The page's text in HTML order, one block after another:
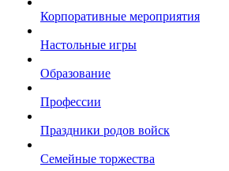
Корпоративные мероприятия
Настольные игры
Образование
Профессии
Праздники родов войск
Семейные торжества